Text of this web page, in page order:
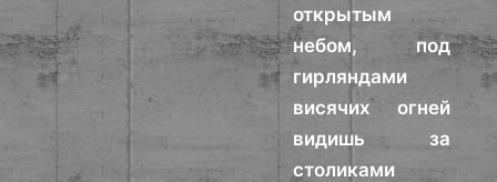
открытым
небом, под
гирляндами
висячих огней
видишь за
столиками